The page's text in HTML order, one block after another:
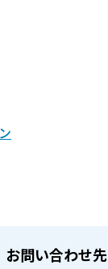
お問い合わせ先